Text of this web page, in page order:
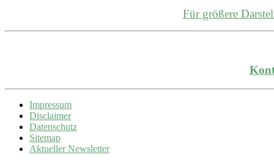
Für größere
Impressum
Disclaimer
Datenschutz
Sitemap
Aktueller Newsletter